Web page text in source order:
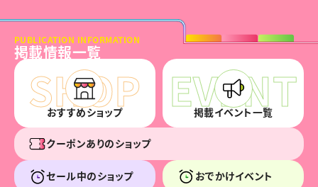
PUBLICATION INFORMATION
掲載情報一覧
おすすめショップ 掲載イベント一覧
クーポンありのショップ
セール中のショップ おでかけイベント